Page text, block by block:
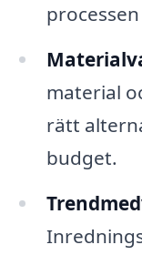
material
rätt
budget.